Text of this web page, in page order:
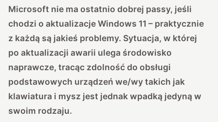
Microsoft nie ma ostatnio dobrej passy, jeśli
chodzi o aktualizacje Windows 11 – praktycznie
z każdą są jakieś problemy. Sytuacja, w której
po aktualizacji awarii ulega środowisko
naprawcze, tracąc zdolność do obsługi
podstawowych urządzeń we/wy takich jak
klawiatura i mysz jest jednak wpadką jedyną w
swoim rodzaju.